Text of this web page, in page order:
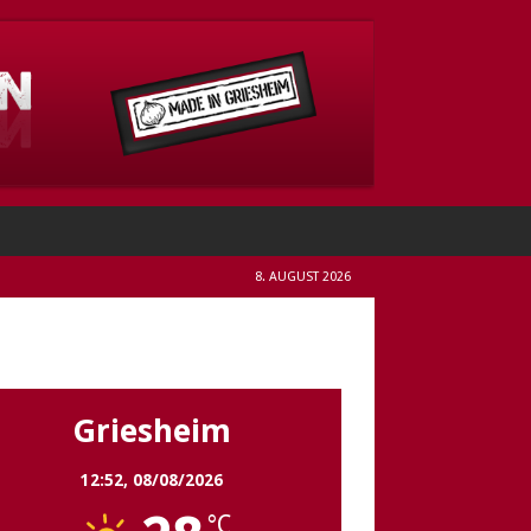
8. AUGUST 2026
Griesheim
12:52, 08/08/2026
°C